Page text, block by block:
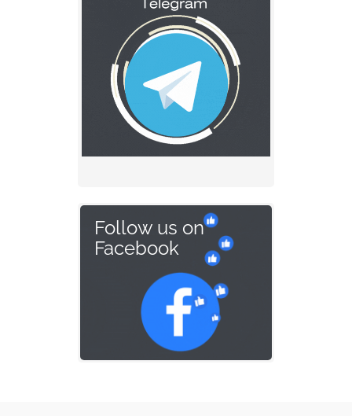
Follow us on
Facebook